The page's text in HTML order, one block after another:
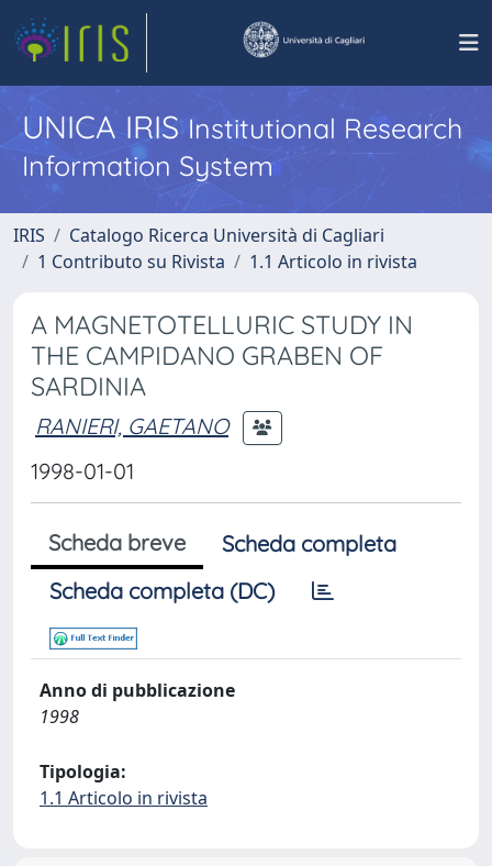
UNICA IRISInstitutional Research
Information System
IRIS
Catalogo Ricerca Università di Cagliari
1 Contributo su Rivista
1.1 Articolo in rivista
A MAGNETOTELLURIC STUDY IN
THE CAMPIDANO GRABEN OF
SARDINIA
RANIERI, GAETANO
1998-01-01
Scheda breve
Scheda completa
Scheda completa (DC)
Anno di pubblicazione
1998
Tipologia:
1.1 Articolo in rivista